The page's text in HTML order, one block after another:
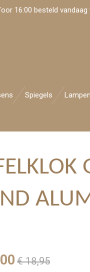
16:00 besteld vandaag
Spiegels Lampen
€ 18,95